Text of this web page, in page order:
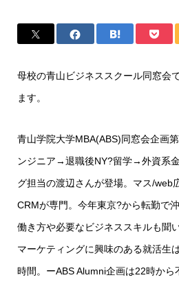
母校の青山ビジネススクール同窓会
ます。
青山学院大学MBA(ABS)同窓会企画
ンジニア→退職後NY?留学→外資系
グ担当の渡辺さんが登場。マス/web
CRMが専門。今年東京?から転勤で
働き方や必要なビジネススキルも聞
マーケティングに興味のある就活生
時間。ーABS Alumni企画は22時から